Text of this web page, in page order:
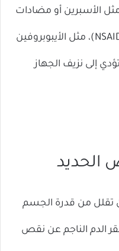
الأسبرين أو مضادات
الالتهاب غير الستيرويدية (NSAIDs)، مثل الأيبوبروفين
إلى نزيف الجهاز
تقلل من قدرة الجسم
الدم الناجم عن نقص